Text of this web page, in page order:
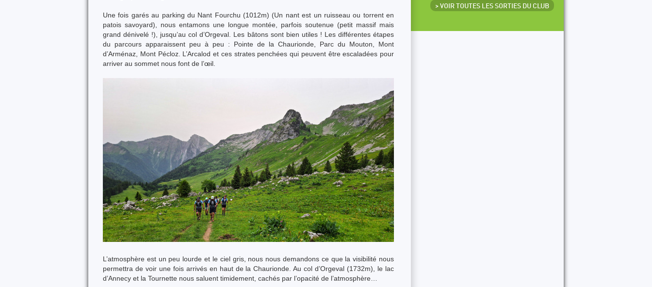
Une fois garés au parking du Nant Fourchu (1012m) (Un nant est un ruisseau ou torrent en
patois savoyard), nous entamons une longue montée, parfois soutenue (petit massif mais
grand dénivelé !), jusqu’au col d’Orgeval. Les bâtons sont bien utiles ! Les différentes étapes
du parcours apparaissent peu à peu : Pointe de la Chaurionde, Parc du Mouton, Mont
d’Arménaz, Mont Pécloz. L’Arcalod et ces strates penchées qui peuvent être escaladées pour
arriver au sommet nous font de l’œil.
L’atmosphère est un peu lourde et le ciel gris, nous nous demandons ce que la visibilité nous
permettra de voir une fois arrivés en haut de la Chaurionde. Au col d’Orgeval (1732m), le lac
d’Annecy et la Tournette nous saluent timidement, cachés par l’opacité de l’atmosphère…
> VOIR TOUTES LES SORTIES DU CLUB